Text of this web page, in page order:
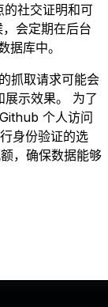
社交证明和可
会定期在后台
库中。
抓取请求可能会
示效果。 为了
个人访问
身份验证的选
，确保数据能够